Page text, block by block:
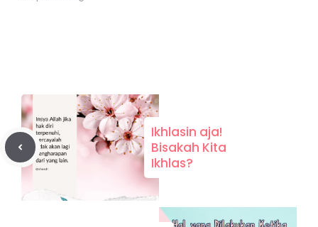
Ikhlasin aja!
Bisakah Kita
Ikhlas?